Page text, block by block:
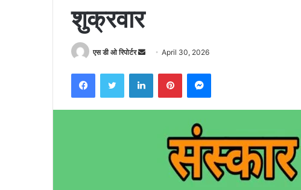
शुक्रवार
एस डी ओ रिपोर्टर
SendApril 30, 2026
FacebookTwitter LinkedInPinterestMessenger